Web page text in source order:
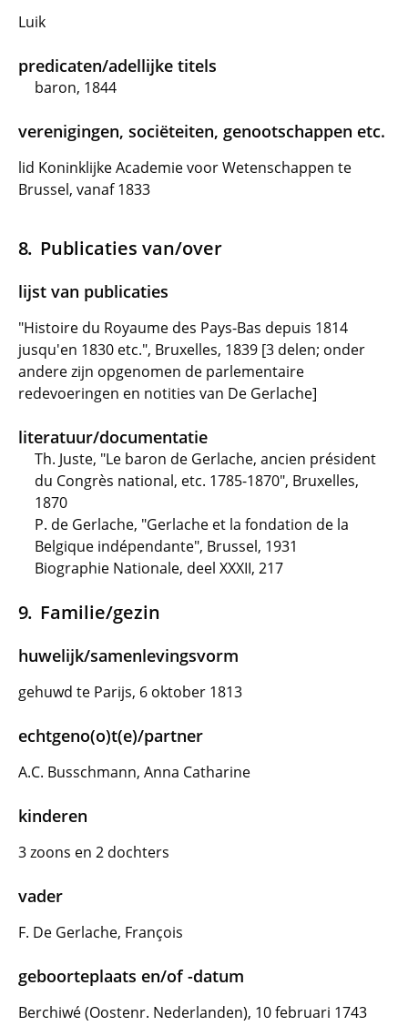
Luik
predicaten/adellijke titels
baron, 1844
verenigingen, sociëteiten, genootschappen etc.
lid Koninklijke Academie voor Wetenschappen te
Brussel, vanaf 1833
Publicaties van/over
lijst van publicaties
"Histoire du Royaume des Pays-Bas depuis 1814
jusqu'en 1830 etc.", Bruxelles, 1839 [3 delen; onder
andere zijn opgenomen de parlementaire
redevoeringen en notities van De Gerlache]
literatuur/documentatie
Th. Juste, "Le baron de Gerlache, ancien président
du Congrès national, etc. 1785-1870", Bruxelles,
1870
P. de Gerlache, "Gerlache et la fondation de la
Belgique indépendante", Brussel, 1931
Biographie Nationale, deel XXXII, 217
Familie/gezin
huwelijk/samenlevingsvorm
gehuwd te Parijs, 6 oktober 1813
echtgeno(o)t(e)/partner
A.C. Busschmann, Anna Catharine
kinderen
3 zoons en 2 dochters
vader
F. De Gerlache, François
geboorteplaats en/of -datum
Berchiwé (Oostenr. Nederlanden), 10 februari 1743